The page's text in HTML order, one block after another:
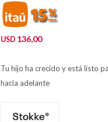
USD 136,00
Tu hijo ha crecido y está listo
hacia adelante